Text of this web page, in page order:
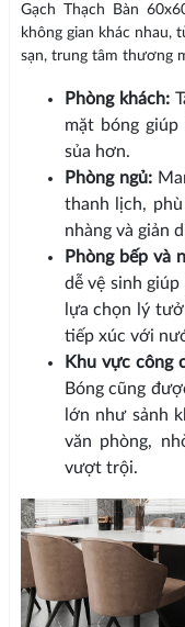
Gạch Thạch Bàn
không gian khác nhau,
sạn, trung tâm thương
Phòng khách:
mặt bóng
sủa hơn.
Phòng ngủ:
thanh lịch,
nhàng và giản
Phòng bếp và
dễ vệ sinh
lựa chọn lý
tiếp xúc với
Khu vực công
Bóng cũng
lớn như sảnh
văn phòng,
vượt trội.